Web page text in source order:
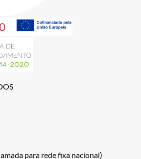
para rede fixa nacional)